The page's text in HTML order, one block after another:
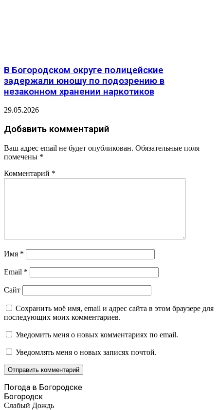
В Богородском округе полицейские
задержали юношу по подозрению в
незаконном хранении наркотиков
29.05.2026
Добавить комментарий
Ваш адрес email не будет опубликован. Обязательные поля
помечены *
Комментарий *
Имя *
Email *
Сайт
Сохранить моё имя, email и адрес сайта в этом браузере для
последующих моих комментариев.
Уведомить меня о новых комментариях по email.
Уведомлять меня о новых записях почтой.
Погода в Богородске
Богородск
Слабый Дождь